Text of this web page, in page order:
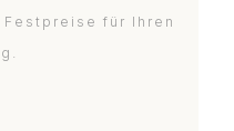
für Ihren